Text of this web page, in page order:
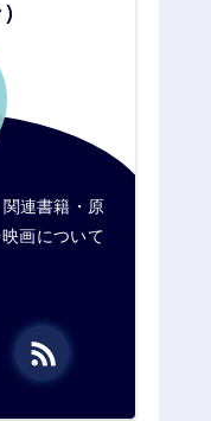
連書籍・原
画について